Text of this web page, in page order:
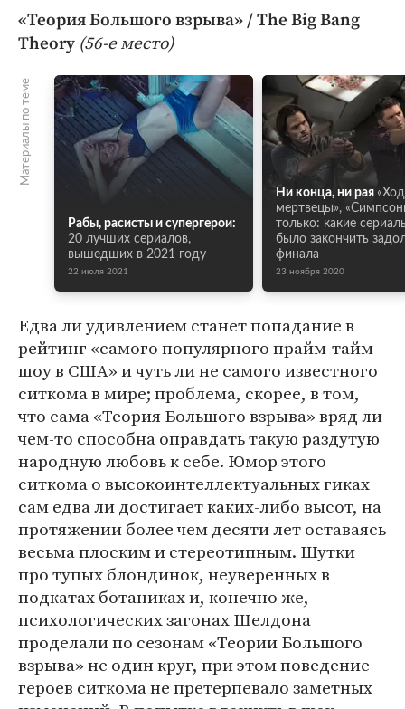
«Теория Большого взрыва» / The Big Bang
Theory (56-е место)
Материалы по теме
Рабы, расисты и супергерои:
20 лучших сериалов,
вышедших в 2021 году
22 июля 2021
Ни конца, ни рая
мертвецы»,
только: какие
было закончить
финала
23 ноября 2020
Едва ли удивлением станет попадание в
рейтинг «самого популярного прайм-тайм
шоу в США» и чуть ли не самого известного
ситкома в мире; проблема, скорее, в том,
что сама «Теория Большого взрыва» вряд ли
чем-то способна оправдать такую раздутую
народную любовь к себе. Юмор этого
ситкома о высокоинтеллектуальных гиках
сам едва ли достигает каких-либо высот, на
протяжении более чем десяти лет оставаясь
весьма плоским и стереотипным. Шутки
про тупых блондинок, неуверенных в
подкатах ботаниках и, конечно же,
психологических загонах Шелдона
проделали по сезонам «Теории Большого
взрыва» не один круг, при этом поведение
героев ситкома не претерпевало заметных